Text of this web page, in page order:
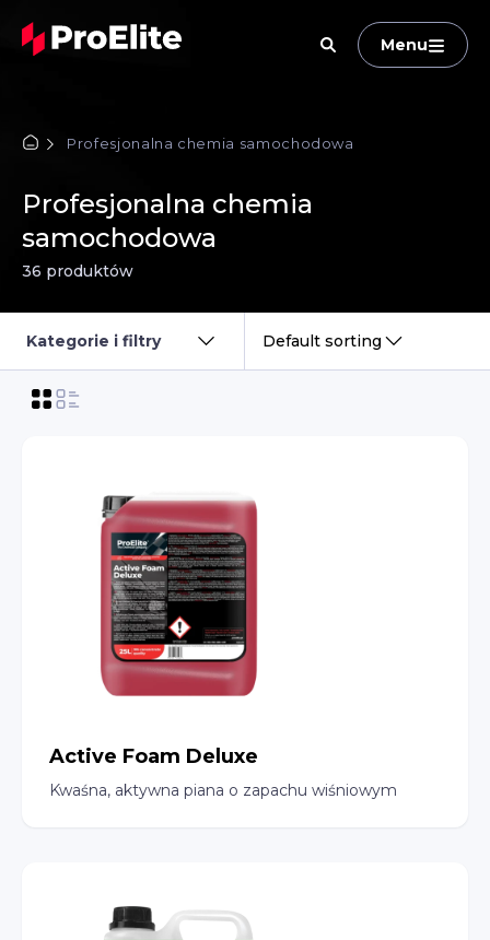
Menu
Profesjonalna chemia samochodowa
Profesjonalna chemia
samochodowa
36 produktów
Kategorie i filtry Default sorting
Active Foam Deluxe
Kwaśna, aktywna piana o zapachu wiśniowym